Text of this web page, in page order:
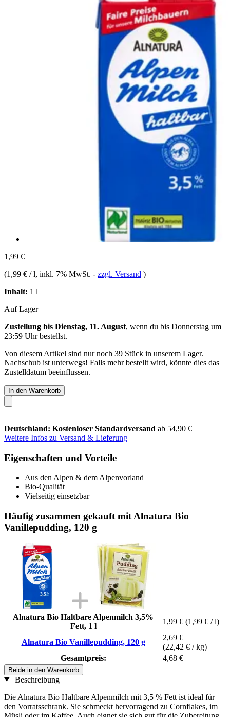
1,99 €
(1,99 € / l, inkl. 7% MwSt. - zzgl. Versand )
Inhalt: 1 l
Auf Lager
Zustellung bis Dienstag, 11. August, wenn du bis Donnerstag um
23:59 Uhrbestellst.
Von diesem Artikel sind nur noch 39 Stück in unserem Lager.
Nachschub ist unterwegs! Falls mehr bestellt wird, könnte dies das
Zustelldatum beeinflussen.
In den Warenkorb
Deutschland: Kostenloser Standardversand ab 54,90 €
Weitere Infos zu Versand & Lieferung
Eigenschaften und Vorteile
Aus den Alpen & dem Alpenvorland
Bio-Qualität
Vielseitig einsetzbar
Häufig zusammen gekauft mit Alnatura Bio
Vanillepudding, 120 g
Alnatura Bio Haltbare Alpenmilch 3,5%
Fett, 1 l
1,99 € (1,99 € / l)
Alnatura Bio Vanillepudding, 120 g
2,69 €
(22,42 € / kg)
Gesamtpreis:
4,68 €
Beide in den Warenkorb
Beschreibung
Die Alnatura Bio Haltbare Alpenmilch mit 3,5 % Fett ist ideal für
den Vorratsschrank. Sie schmeckt hervorragend zu Cornflakes, im